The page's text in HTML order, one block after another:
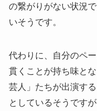
の繋がりがない状況
いそうです。
代わりに、自分のペ
貫くことが持ち味と
芸人」たちが出演す
としているそうです